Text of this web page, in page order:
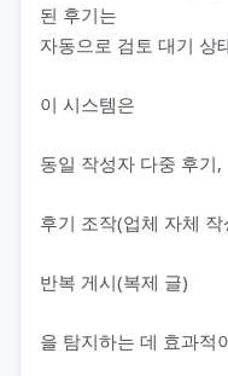
된 후기는
자동으로 검토 대기 상
이 시스템은
동일 작성자 다중 후기,
후기 조작(업체 자체 작
반복 게시(복제 글)
을 탐지하는 데 효과적